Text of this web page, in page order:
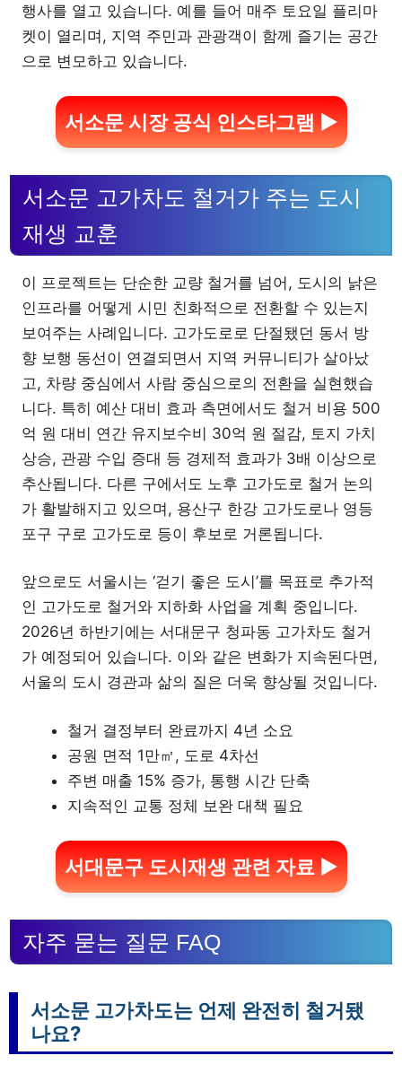
행사를 열고 있습니다. 예를 들어 매주 토요일 플리마
켓이 열리며, 지역 주민과 관광객이 함께 즐기는 공간
으로 변모하고 있습니다.
서소문 시장 공식 인스타그램 ▶
서소문 고가차도 철거가 주는 도시
재생 교훈
이 프로젝트는 단순한 교량 철거를 넘어, 도시의 낡은
인프라를 어떻게 시민 친화적으로 전환할 수 있는지
보여주는 사례입니다. 고가도로로 단절됐던 동서 방
향 보행 동선이 연결되면서 지역 커뮤니티가 살아났
고, 차량 중심에서 사람 중심으로의 전환을 실현했습
니다. 특히 예산 대비 효과 측면에서도 철거 비용 500
억 원 대비 연간 유지보수비 30억 원 절감, 토지 가치
상승, 관광 수입 증대 등 경제적 효과가 3배 이상으로
추산됩니다. 다른 구에서도 노후 고가도로 철거 논의
가 활발해지고 있으며, 용산구 한강 고가도로나 영등
포구 구로 고가도로 등이 후보로 거론됩니다.
앞으로도 서울시는 ‘걷기 좋은 도시’를 목표로 추가적
인 고가도로 철거와 지하화 사업을 계획 중입니다.
2026년 하반기에는 서대문구 청파동 고가차도 철거
가 예정되어 있습니다. 이와 같은 변화가 지속된다면,
서울의 도시 경관과 삶의 질은 더욱 향상될 것입니다.
철거 결정부터 완료까지 4년 소요
공원 면적 1만㎡, 도로 4차선
주변 매출 15% 증가, 통행 시간 단축
지속적인 교통 정체 보완 대책 필요
서대문구 도시재생 관련 자료 ▶
자주 묻는 질문 FAQ
서소문 고가차도는 언제 완전히 철거됐
나요?